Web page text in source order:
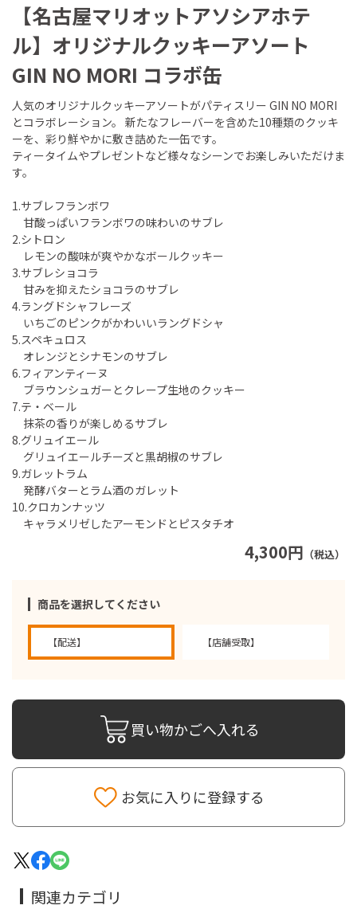
【名古屋マリオットアソシアホテ
ル】オリジナルクッキーアソート
GIN NO MORI コラボ缶
4,300円 （税込）
商品を選択してください
【配送】 【店舗受取】
人気のオリジナルクッキーアソートがパティスリー GIN NO MORI
とコラボレーション。 新たなフレーバーを含めた10種類のクッキ
ーを、彩り鮮やかに敷き詰めた一缶です。
ティータイムやプレゼントなど様々なシーンでお楽しみいただけま
す。
1.サブレフランボワ
甘酸っぱいフランボワの味わいのサブレ
2.シトロン
レモンの酸味が爽やかなボールクッキー
3.サブレショコラ
甘みを抑えたショコラのサブレ
4.ラングドシャフレーズ
いちごのピンクがかわいいラングドシャ
5.スペキュロス
オレンジとシナモンのサブレ
6.フィアンティーヌ
ブラウンシュガーとクレープ生地のクッキー
7.テ・ベール
抹茶の香りが楽しめるサブレ
8.グリュイエール
グリュイエールチーズと黒胡椒のサブレ
9.ガレットラム
発酵バターとラム酒のガレット
10.クロカンナッツ
キャラメリゼしたアーモンドとピスタチオ
買い物かごへ入れる
お気に入りに登録する
関連カテゴリ